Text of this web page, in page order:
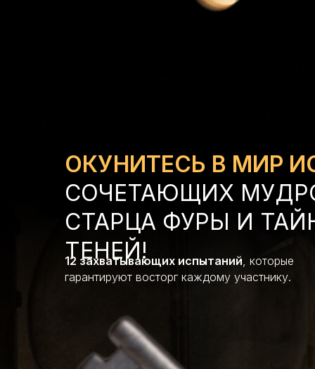
ОКУНИТЕСЬ В МИР
СОЧЕТАЮЩИХ
СТАРЦА ФУРЫ И
ТЕНЕЙ!
12 захватывающих испытаний, которые
гарантируют восторг каждому участнику.